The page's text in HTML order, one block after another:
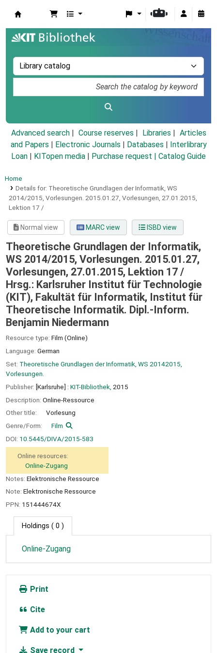
Advanced search Course reserves Libraries
Articles
and Papers
Electronic Journals Databases
Interlibrary
Loan
KITopen media Purchase request | Catalog Guide
Home
Details for: Theoretische Grundlagen der Informatik, WS
2014/2015, Vorlesungen. 2015.01.27, Vorlesungen, 27.01.2015,
Lektion 17 /
Normal view MARC view ISBD view
Theoretische Grundlagen der Informatik,
WS 2014/2015, Vorlesungen. 2015.01.27,
Vorlesungen, 27.01.2015, Lektion 17 /
Hrsg.: Karlsruher Institut für Technologie
(KIT), Fakultät für Informatik, Institut für
Theoretische Informatik. Dipl.-Inform.
Benjamin Niedermann
Resource type: Film (Online)
Language: German
Set: Theoretische Grundlagen der Informatik, WS 20142015,
Vorlesungen.
Publisher: [Karlsruhe] : KIT-Bibliothek, 2015
Description: Online-Ressource
Other title:
Vorlesung
Genre/Form:
Film
DOI: 10.5445/DIVA/2015-583
Online resources:
Online-Zugang
Notes: Elektronische Ressource
Note: Elektronische Ressource
PPN: 151444674X
Holdings ( 0 )
Online-Zugang
Print
Cite
Add to your cart
Save record